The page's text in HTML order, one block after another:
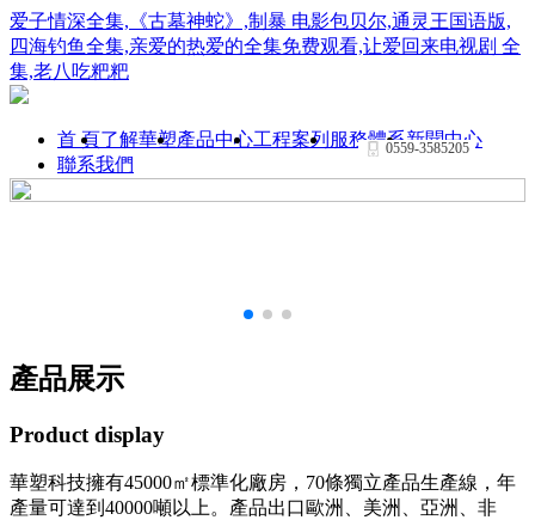
爱子情深全集,《古墓神蛇》,制暴 电影包贝尔,通灵王国语版,
四海钓鱼全集,亲爱的热爱的全集免费观看,让爱回来电视剧 全
集,老八吃粑粑
0559-3585205
首 頁了解華塑產品中心工程案列 服務體系新聞中心
聯系我們
產品展示
Product display
華塑科技擁有45000㎡標準化廠房，70條獨立產品生產線，年
產量可達到40000噸以上。產品出口歐洲、美洲、亞洲、非